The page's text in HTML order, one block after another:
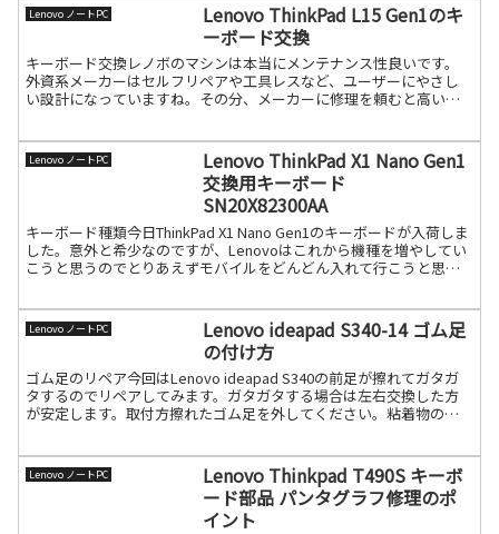
Lenovo ノートPC
Lenovo ThinkPad L15 Gen1のキ
ーボード交換
キーボード交換レノボのマシンは本当にメンテナンス性良いです。
外資系メーカーはセルフリペアや工具レスなど、ユーザーにやさし
い設計になっていますね。その分、メーカーに修理を頼むと高いの
Lenovo ノートPC
Lenovo ThinkPad X1 Nano Gen1
交換用キーボード
SN20X82300AA
キーボード種類今日ThinkPad X1 Nano Gen1のキーボードが入荷しま
した。意外と希少なのですが、Lenovoはこれから機種を増やしてい
こうと思うのでとりあえずモバイルをどんどん入れて行こうと思い
Lenovo ノートPC
Lenovo ideapad S340-14 ゴム足
の付け方
ゴム足のリペア今回はLenovo ideapad S340の前足が擦れてガタガ
タするのでリペアしてみます。ガタガタする場合は左右交換した方
が安定します。取付方擦れたゴム足を外してください。粘着物の除
Lenovo ノートPC
Lenovo Thinkpad T490S キーボ
ード部品 パンタグラフ修理のポ
イント